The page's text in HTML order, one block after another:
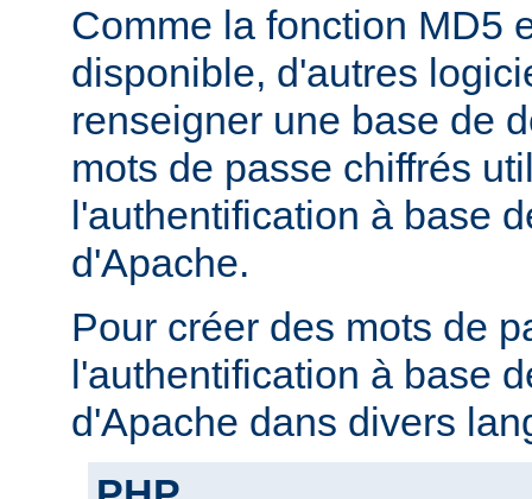
Comme la fonction MD5
disponible, d'autres
renseigner une base de
mots de passe chiffrés
l'authentification à base
d'Apache.
Pour créer des mots de
l'authentification à base
d'Apache dans divers